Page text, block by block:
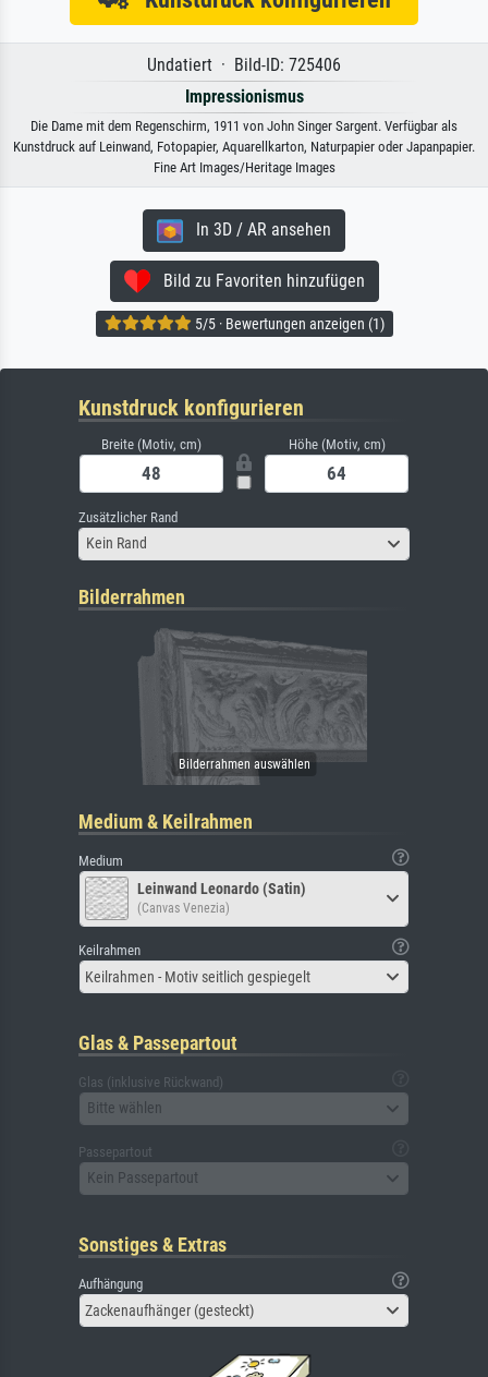
Undatiert · Bild-ID: 725406
Impressionismus
Die Dame mit dem Regenschirm, 1911 von John Singer Sargent. Verfügbar als
Kunstdruck auf Leinwand, Fotopapier, Aquarellkarton, Naturpapier oder Japanpapier.
Fine Art Images/Heritage Images
In 3D / AR ansehen
Bild zu Favoriten hinzufügen
5/5 · Bewertungen anzeigen (1)
Kunstdruck konfigurieren
Breite (Motiv, cm) Höhe (Motiv, cm)
Zusätzlicher Rand
Kein Rand
Bilderrahmen
Medium & Keilrahmen
Medium
Leinwand Leonardo (Satin)
(Canvas Venezia)
Keilrahmen
Keilrahmen - Motiv seitlich gespiegelt
Glas & Passepartout
Glas (inklusive Rückwand)
Bitte wählen
Passepartout
Kein Passepartout
Sonstiges & Extras
Aufhängung
Zackenaufhänger (gesteckt)